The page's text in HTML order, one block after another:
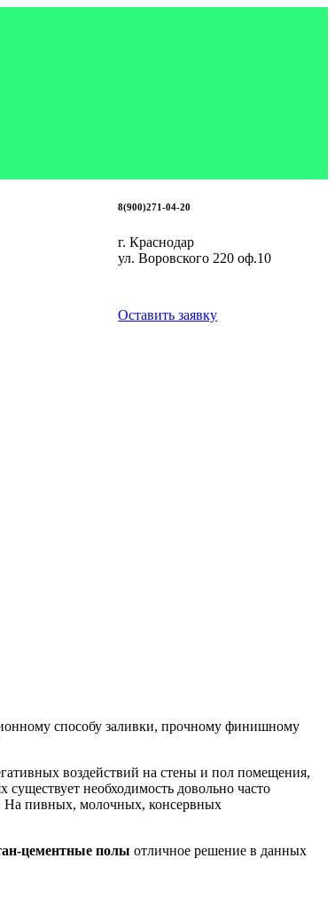
8(900)271-04-20
г. Краснодар
ул. Воровского 220 оф.10
Оставить заявку
способу заливки, прочному финишному
воздействий на стены и пол помещения,
необходимость довольно часто
На пивных, молочных, консервных
цементные полы отличное решение в данных